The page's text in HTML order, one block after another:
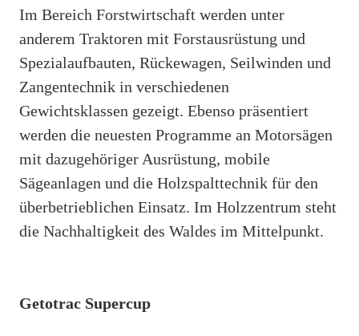
Im Bereich Forstwirtschaft werden unter
anderem Traktoren mit Forstausrüstung und
Spezialaufbauten, Rückewagen, Seilwinden und
Zangentechnik in verschiedenen
Gewichtsklassen gezeigt. Ebenso präsentiert
werden die neuesten Programme an Motorsägen
mit dazugehöriger Ausrüstung, mobile
Sägeanlagen und die Holzspalttechnik für den
überbetrieblichen Einsatz. Im Holzzentrum steht
die Nachhaltigkeit des Waldes im Mittelpunkt.
Getotrac Supercup